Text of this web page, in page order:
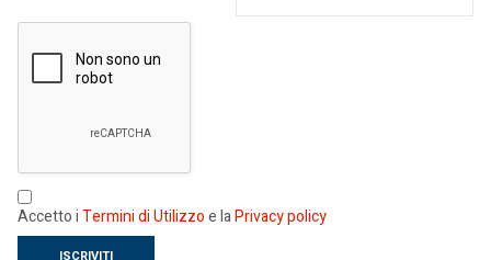
Accetto iTermini di Utilizzoe laPrivacy policy